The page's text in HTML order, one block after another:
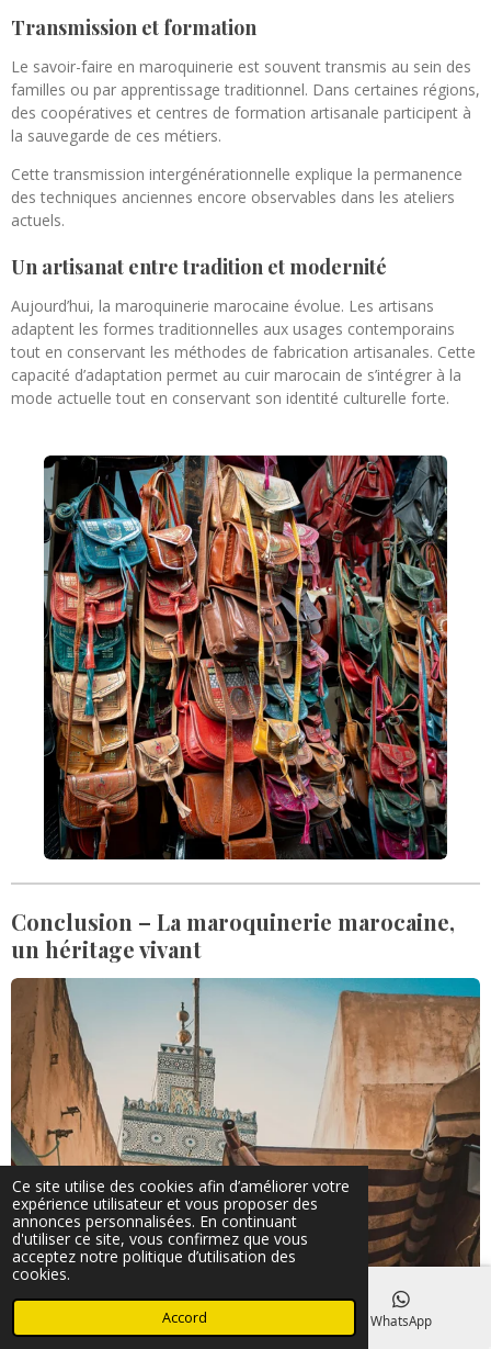
Ce site utilise des cookies afin d’améliorer votre
expérience utilisateur et vous proposer des
annonces personnalisées. En continuant
d'utiliser ce site, vous confirmez que vous
acceptez notre politique d’utilisation des
cookies.
Accord
Transmission et formation
Le savoir-faire en maroquinerie est souvent transmis au sein des
familles ou par apprentissage traditionnel. Dans certaines régions,
des coopératives et centres de formation artisanale participent à
la sauvegarde de ces métiers.
Cette transmission intergénérationnelle explique la permanence
des techniques anciennes encore observables dans les ateliers
actuels.
Un artisanat entre tradition et modernité
Aujourd’hui, la maroquinerie marocaine évolue. Les artisans
adaptent les formes traditionnelles aux usages contemporains
tout en conservant les méthodes de fabrication artisanales. Cette
capacité d’adaptation permet au cuir marocain de s’intégrer à la
mode actuelle tout en conservant son identité culturelle forte.
Conclusion – La maroquinerie marocaine,
un héritage vivant
WhatsApp